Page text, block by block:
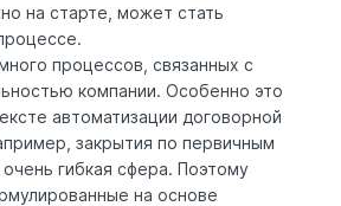
на старте, может стать
процессов, связанных с
компании. Особенно это
автоматизации договорной
закрытия по первичным
гибкая сфера. Поэтому
на основе